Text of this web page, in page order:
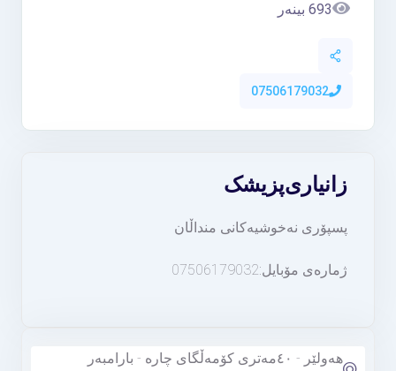
693 بینەر
07506179032
پزیشکزانیاری
پسپۆری نەخوشیەکانی منداڵان
ژمارەی مۆبایل:07506179032
هەولێر - ٤٠مەتری کۆمەڵگای چارە - بارامبەر